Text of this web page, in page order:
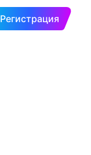
Регистрация